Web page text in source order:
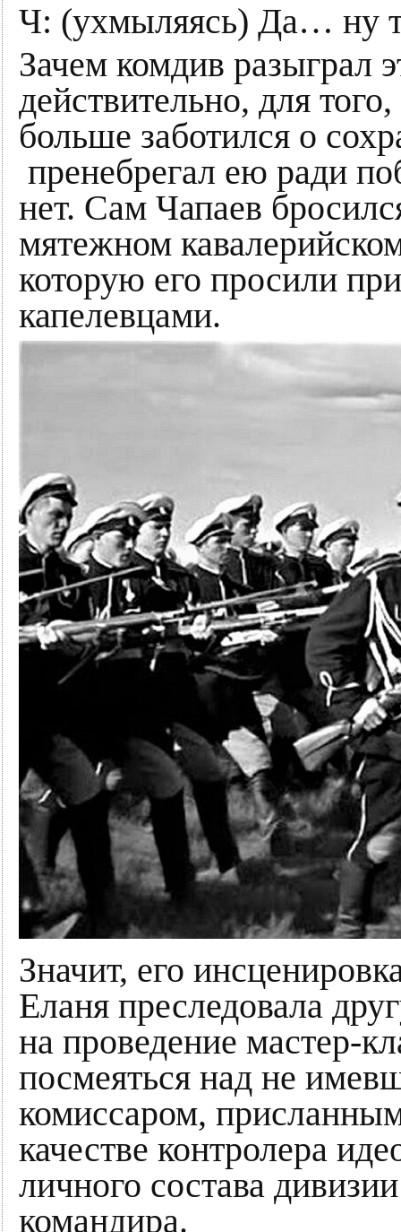
Ч: (ухмыляясь) Да… ну
Зачем комдив разыграл
действительно, для
больше заботился о
пренебрегал ею ради
нет. Сам Чапаев
мятежном
которую его просили
капелевцами.
Значит, его
Еланя преследовала
на проведение мастер-
посмеяться над не
комиссаром,
качестве контролера
личного состава
командира.